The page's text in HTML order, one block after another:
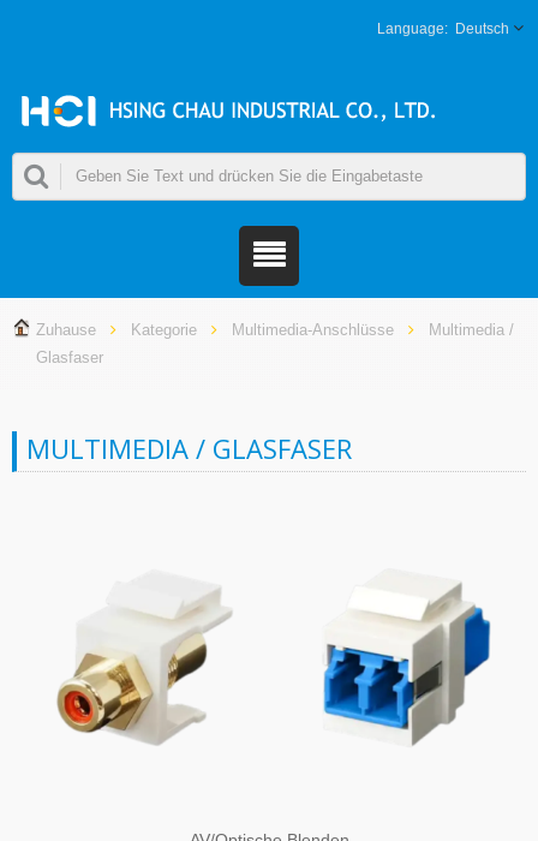
Deutsch
Zuhause Kategorie Multimedia-Anschlüsse
Multimedia /
Glasfaser
MULTIMEDIA / GLASFASER